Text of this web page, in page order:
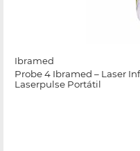
Ibramed
Probe 4 Ibramed – Laser
Laserpulse Portátil